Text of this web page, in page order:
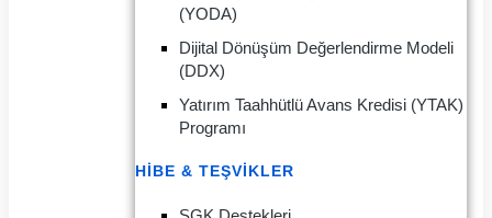
(YODA)
Dijital Dönüşüm Değerlendirme Modeli
(DDX)
Yatırım Taahhütlü Avans Kredisi (YTAK)
Programı
HIBE & TEŞVIKLER